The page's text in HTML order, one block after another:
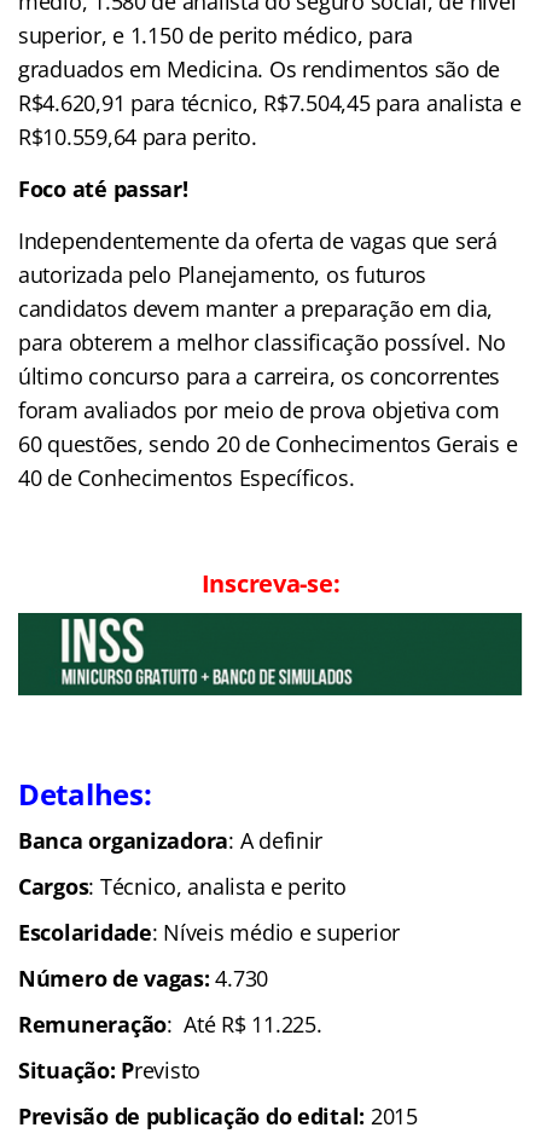
superior, e 1.150 de perito médico, para
graduados em Medicina. Os rendimentos são de
R$4.620,91 para técnico, R$7.504,45 para analista e
R$10.559,64 para perito.
Foco até passar!
Independentemente da oferta de vagas que será
autorizada pelo Planejamento, os futuros
candidatos devem manter a preparação em dia,
para obterem a melhor classificação possível. No
último concurso para a carreira, os concorrentes
foram avaliados por meio de prova objetiva com
60 questões, sendo 20 de Conhecimentos Gerais e
40 de Conhecimentos Específicos.
Inscreva-se:
Detalhes:
Banca organizadora: A definir
Cargos: Técnico, analista e perito
Escolaridade: Níveis médio e superior
Número de vagas: 4.730
Remuneração: Até R$ 11.225.
Situação: Previsto
Previsão de publicação do edital: 2015